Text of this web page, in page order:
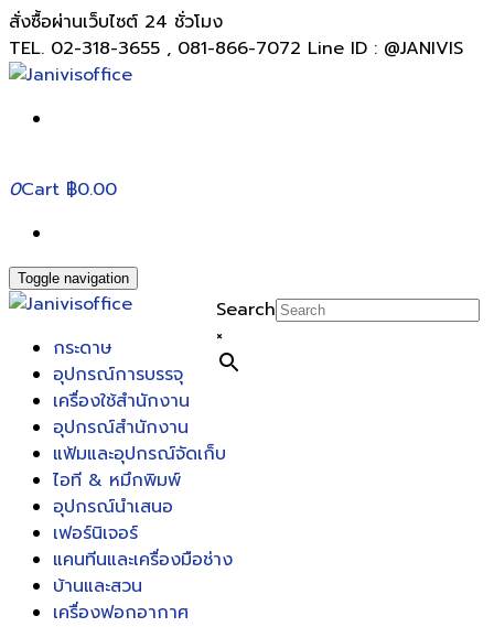
สั่งซื้อผ่านเว็บไซต์ 24 ชั่วโมง
TEL. 02-318-3655 , 081-866-7072 Line ID : @JANIVIS
0Cart ฿0.00
Toggle navigation
Search
×
กระดาษ
อุปกรณ์การบรรจุ
เครื่องใช้สำนักงาน
อุปกรณ์สำนักงาน
แฟ้มและอุปกรณ์จัดเก็บ
ไอที & หมึกพิมพ์
อุปกรณ์นำเสนอ
เฟอร์นิเจอร์
แคนทีนและเครื่องมือช่าง
บ้านและสวน
เครื่องฟอกอากาศ